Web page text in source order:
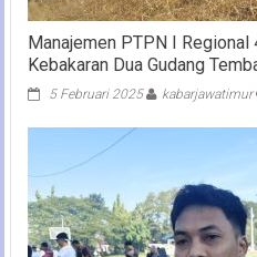
Manajemen PTPN I
Kebakaran Dua Gudang
5 Februari 2025 kabarjawatimur